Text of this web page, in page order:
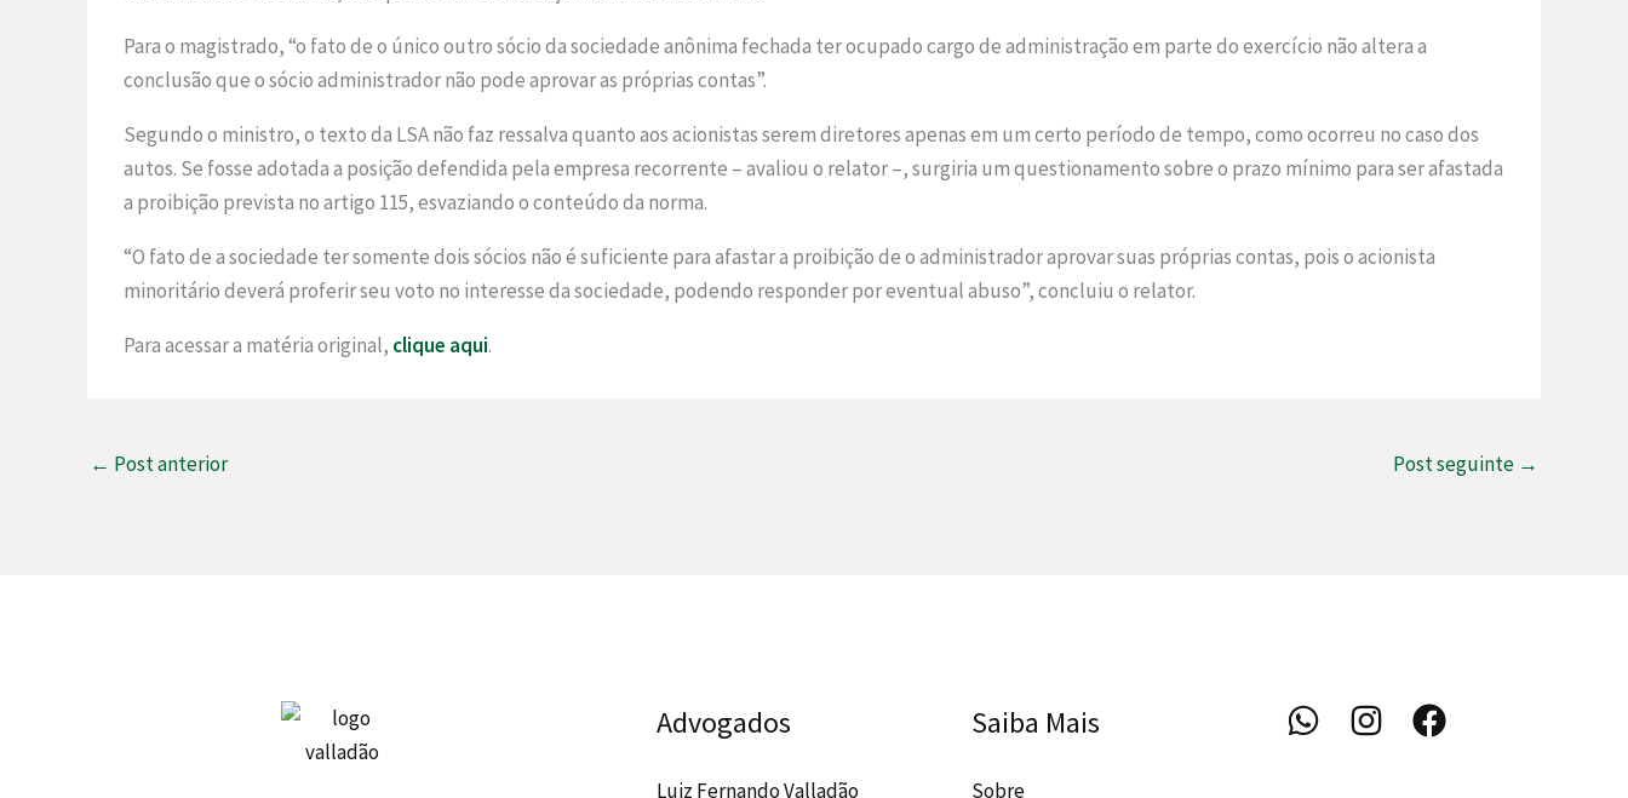
Para o magistrado, “o fato de o único outro sócio da sociedade anônima fechada ter ocupado cargo de administração em parte do exercício não altera a
conclusão que o sócio administrador não pode aprovar as próprias contas”.
Segundo o ministro, o texto da LSA não faz ressalva quanto aos acionistas serem diretores apenas em um certo período de tempo, como ocorreu no caso dos
autos. Se fosse adotada a posição defendida pela empresa recorrente – avaliou o relator –, surgiria um questionamento sobre o prazo mínimo para ser afastada
a proibição prevista no artigo 115, esvaziando o conteúdo da norma.
“O fato de a sociedade ter somente dois sócios não é suficiente para afastar a proibição de o administrador aprovar suas próprias contas, pois o acionista
minoritário deverá proferir seu voto no interesse da sociedade, podendo responder por eventual abuso”, concluiu o relator.
Para acessar a matéria original, clique aqui.
← Post anterior Post seguinte →
Advogados
Luiz Fernando Valladão
Saiba Mais
Sobre